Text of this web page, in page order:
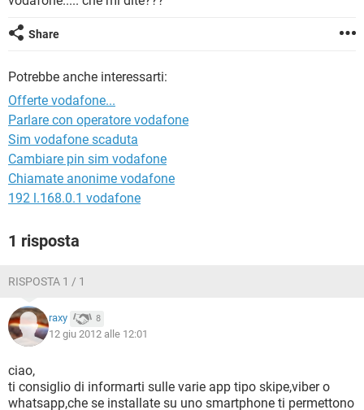
Share
Potrebbe anche interessarti:
Offerte vodafone...
Parlare con operatore vodafone
Sim vodafone scaduta
Cambiare pin sim vodafone
Chiamate anonime vodafone
192 l.168.0.1 vodafone
1 risposta
RISPOSTA 1 / 1
raxy 8
12 giu 2012 alle 12:01
ciao,
ti consiglio di informarti sulle varie app tipo skipe,viber o
whatsapp,che se installate su uno smartphone ti permettono